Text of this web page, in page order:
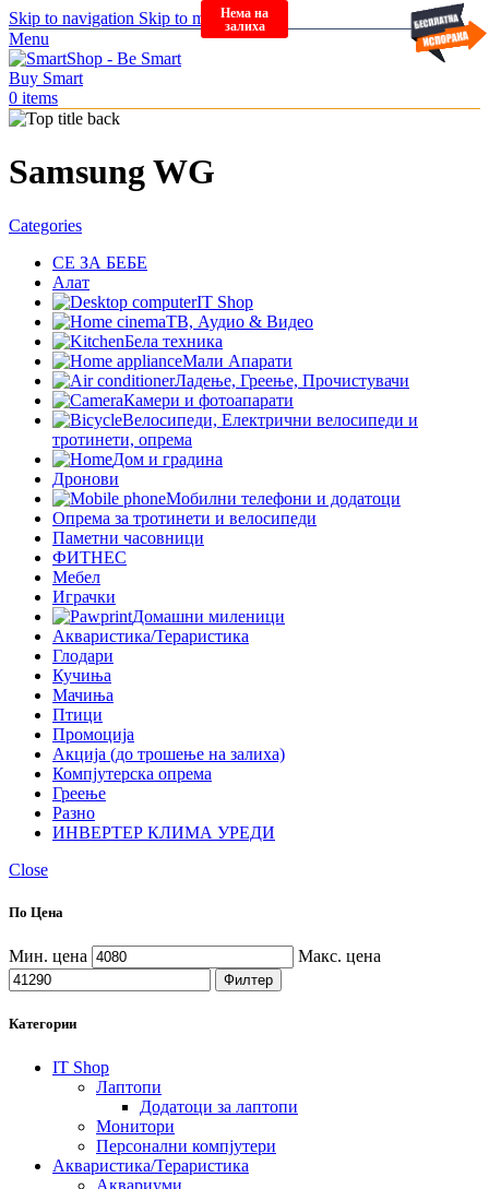
Skip to navigation Skip to main content
Menu
0 items
Samsung WG
Categories
СЕ ЗА БЕБЕ
Алат
IT Shop
ТВ, Аудио & Видео
Бела техника
Мали Апарати
Ладење, Греење, Прочистувачи
Камери и фотоапарати
Велосипеди, Електрични велосипеди и
тротинети, опрема
Дом и градина
Дронови
Мобилни телефони и додатоци
Опрема за тротинети и велосипеди
Паметни часовници
ФИТНЕС
Мебел
Играчки
Домашни миленици
Акваристика/Тераристика
Глодари
Кучиња
Мачиња
Птици
Промоција
Акција (до трошење на залиха)
Компјутерска опрема
Греење
Разно
ИНВЕРТЕР КЛИМА УРЕДИ
Close
По Цена
Мин. цена Макс. цена
Филтер
Категории
IT Shop
Лаптопи
Додатоци за лаптопи
Монитори
Персонални компјутери
Акваристика/Тераристика
Аквариуми
Нема на
залиха